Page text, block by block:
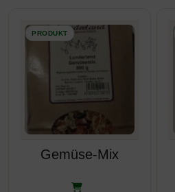
Gemüse-Mix